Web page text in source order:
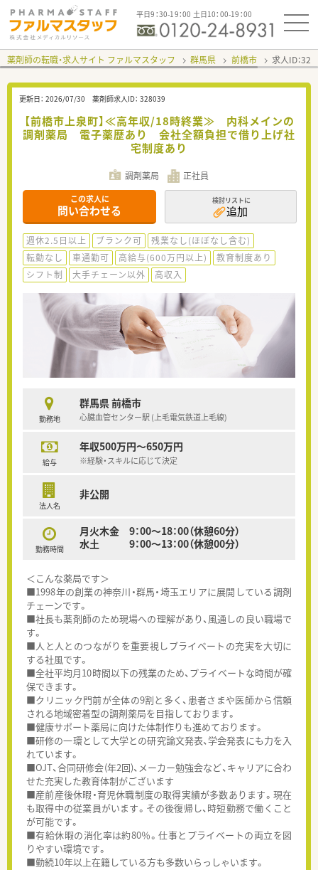
平日9：30-19：00 土日10：00-19：00
薬剤師の転職・求人サイト ファルマスタッフ 群馬県 前橋市 求人ID：
更新日： 2026/07/30 薬剤師求人ID： 328039
【前橋市上泉町】≪高年収/18時終業≫ 内科メインの
調剤薬局 電子薬歴あり 会社全額負担で借り上げ社
宅制度あり
調剤薬局 正社員
この求人に
問い合わせる
検討リストに
追加
週休2.5日以上 ブランク可
残業なし(ほぼなし含む)
転勤なし
車通勤可 高給与(600万円以上)
教育制度あり
シフト制
大手チェーン以外 高収入
勤務地
群馬県 前橋市
心臓血管センター駅 (上毛電気鉄道上毛線)
給与
年収500万円～650万円
※経験・スキルに応じて決定
法人名
非公開
勤務時間
月火木金 9：00～18：00（休憩60分）
水土 9：00～13：00（休憩00分）
＜こんな薬局です＞
■1998年の創業の神奈川・群馬・埼玉エリアに展開している調剤
チェーンです。
■社長も薬剤師のため現場への理解があり、風通しの良い職場で
す。
■人と人とのつながりを重要視しプライベートの充実を大切に
する社風です。
■全社平均月10時間以下の残業のため、プライベートな時間が確
保できます。
■クリニック門前が全体の9割と多く、患者さまや医師から信頼
される地域密着型の調剤薬局を目指しております。
■健康サポート薬局に向けた体制作りも進めております。
■研修の一環として大学との研究論文発表、学会発表にも力を入
れています。
■OJT、合同研修会(年2回)、メーカー勉強会など、キャリアに合わ
せた充実した教育体制がございます
■産前産後休暇・育児休職制度の取得実績が多数あります。現在
も取得中の従業員がいます。その後復帰し、時短勤務で働くこと
が可能です。
■有給休暇の消化率は約80％。仕事とプライベートの両立を図
りやすい環境です。
■勤続10年以上在籍している方も多数いらっしゃいます。